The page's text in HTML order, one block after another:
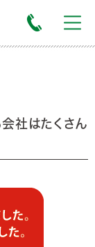
社はたくさん